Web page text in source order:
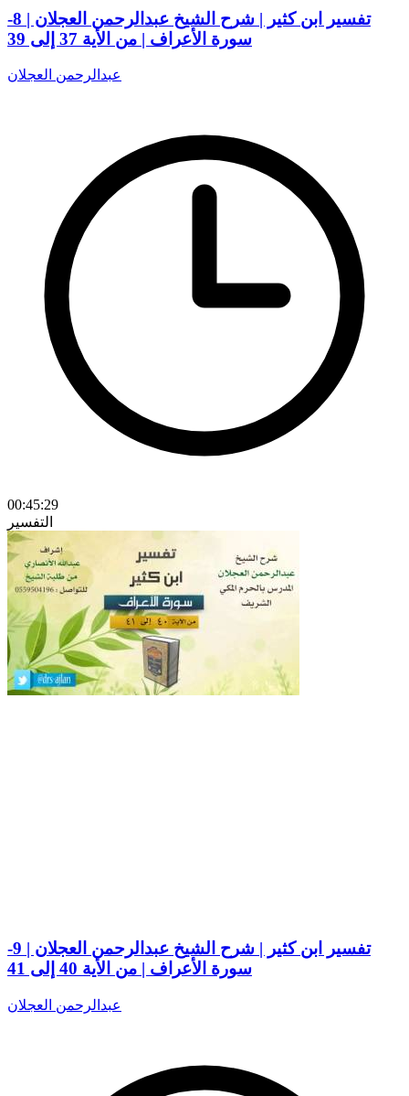
تفسير ابن كثير | شرح الشيخ عبدالرحمن العجلان | 8-
سورة الأعراف | من الأية 37 إلى 39
عبدالرحمن العجلان
00:45:29
التفسير
تفسير ابن كثير | شرح الشيخ عبدالرحمن العجلان | 9-
سورة الأعراف | من الأية 40 إلى 41
عبدالرحمن العجلان